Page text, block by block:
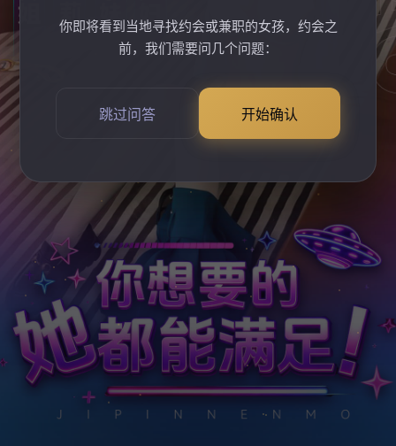
你即将看到当地寻找约会或兼职的女孩，约会之
前，我们需要问几个问题：
跳过问答 开始确认